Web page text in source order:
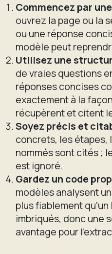
Commencez par
ouvrez la page ou la
ou une réponse
modèle peut
Utilisez une
de vraies questions
réponses concises
exactement à la
récupèrent et citent
Soyez précis et
concrets, les étapes,
nommés sont cités ;
est ignoré.
Gardez un code
modèles analysent
plus fiablement
imbriqués, donc une
avantage pour